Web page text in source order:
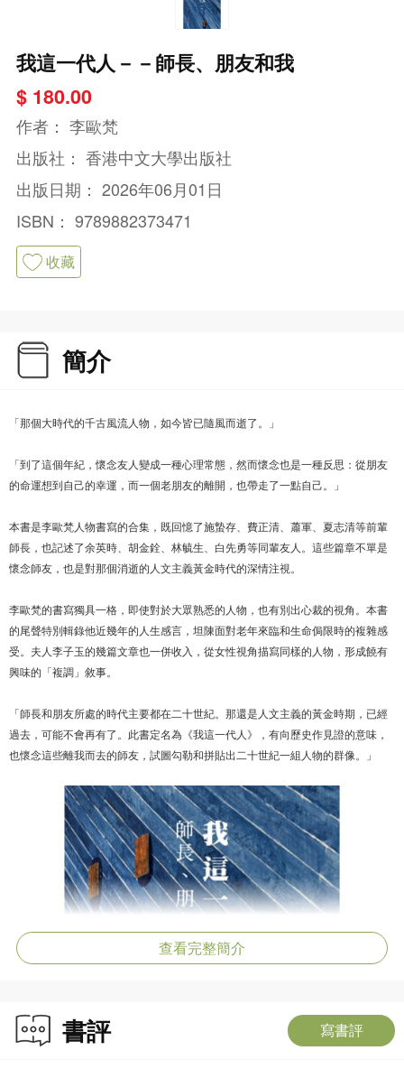
我這一代人－－師長、朋友和我
$ 180.00
作者： 李歐梵
出版社： 香港中文大學出版社
出版日期： 2026年06月01日
ISBN： 9789882373471
收藏
簡介
「那個大時代的千古風流人物，如今皆已隨風而逝了。」
「到了這個年紀，懷念友人變成一種心理常態，然而懷念也是一種反思：從朋友
的命運想到自己的幸運，而一個老朋友的離開，也帶走了一點自己。」
本書是李歐梵人物書寫的合集，既回憶了施蟄存、費正清、蕭軍、夏志清等前輩
師長，也記述了余英時、胡金銓、林毓生、白先勇等同輩友人。這些篇章不單是
懷念師友，也是對那個消逝的人文主義黃金時代的深情注視。
李歐梵的書寫獨具一格，即使對於大眾熟悉的人物，也有別出心裁的視角。本書
的尾聲特別輯錄他近幾年的人生感言，坦陳面對老年來臨和生命侷限時的複雜感
受。夫人李子玉的幾篇文章也一併收入，從女性視角描寫同樣的人物，形成饒有
興味的「複調」敘事。
「師長和朋友所處的時代主要都在二十世紀。那還是人文主義的黃金時期，已經
過去，可能不會再有了。此書定名為《我這一代人》，有向歷史作見證的意味，
也懷念這些離我而去的師友，試圖勾勒和拼貼出二十世紀一組人物的群像。」
查看完整簡介
書評 寫書評